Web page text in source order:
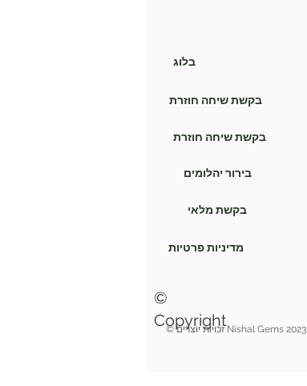
בלוג
בקשת שיחה חוזרת
בקשת שיחה חוזרת
בירור יהלומים
בקשת מלאי
מדיניות פרטיות
© זכויות יוצרים Nishal Gems 2023
©
Copyright